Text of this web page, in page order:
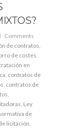
Comments
de contratos
de costes
en
contratos de
contratos de
Ley
de
licitación